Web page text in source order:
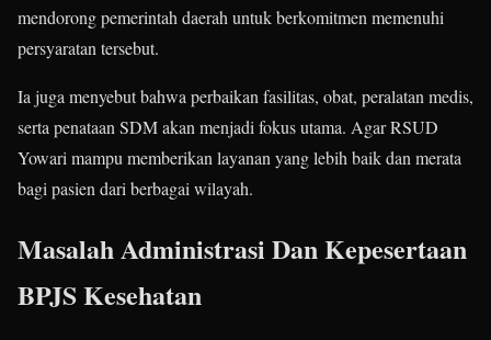
mendorong pemerintah daerah untuk berkomitmen memenuhi
persyaratan tersebut.
Ia juga menyebut bahwa perbaikan fasilitas, obat, peralatan medis,
serta penataan SDM akan menjadi fokus utama. Agar RSUD
Yowari mampu memberikan layanan yang lebih baik dan merata
bagi pasien dari berbagai wilayah.
Masalah Administrasi Dan Kepesertaan
BPJS Kesehatan